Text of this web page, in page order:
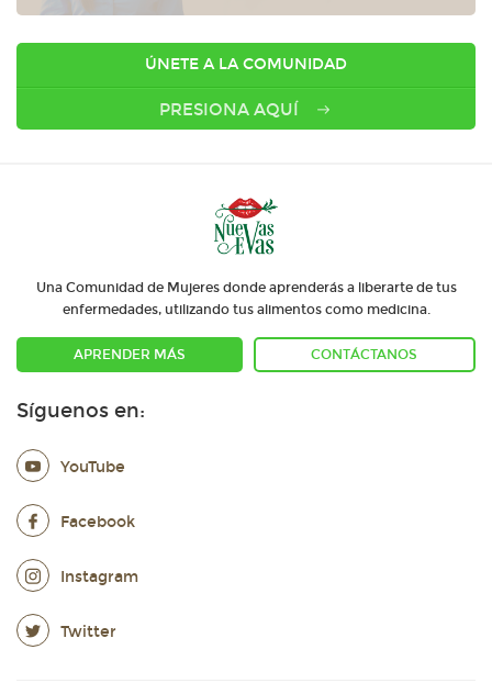
ÚNETE A LA COMUNIDAD
PRESIONA AQUÍ
Una Comunidad de Mujeres donde aprenderás a liberarte de tus
enfermedades, utilizando tus alimentos como medicina.
APRENDER MÁS CONTÁCTANOS
Síguenos en:
YouTube
Facebook
Instagram
Twitter